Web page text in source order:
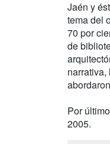
Jaén y
tema del
70 por
de
Por
2005.